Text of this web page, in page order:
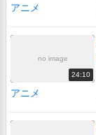
アニメ
no image
24:10
アニメ